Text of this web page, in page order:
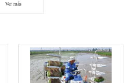
Ver más